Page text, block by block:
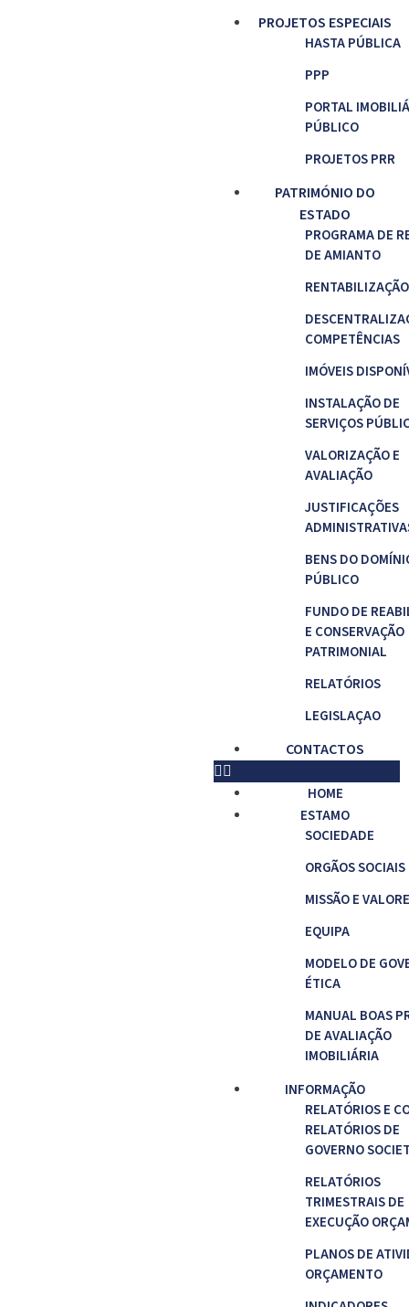
PROJETOS ESPECIAIS
HASTA PÚBLICA
PPP
PORTAL
PÚBLICO
PROJETOS PRR
PATRIMÓNIO DO
ESTADO
PROGRAMA DE
DE AMIANTO
RENTABILIZAÇÃO
COMPETÊNCIAS
IMÓVEIS
INSTALAÇÃO DE
SERVIÇOS
VALORIZAÇÃO E
AVALIAÇÃO
JUSTIFICAÇÕES
BENS DO
PÚBLICO
FUNDO DE
E CONSERVAÇÃO
PATRIMONIAL
RELATÓRIOS
LEGISLAÇAO
CONTACTOS
HOME
ESTAMO
SOCIEDADE
ORGÃOS SOCIAIS
MISSÃO E
EQUIPA
MODELO DE
ÉTICA
MANUAL BOAS
DE AVALIAÇÃO
IMOBILIÁRIA
INFORMAÇÃO
RELATÓRIOS E
RELATÓRIOS DE
GOVERNO
RELATÓRIOS
TRIMESTRAIS DE
EXECUÇÃO
PLANOS DE
ORÇAMENTO